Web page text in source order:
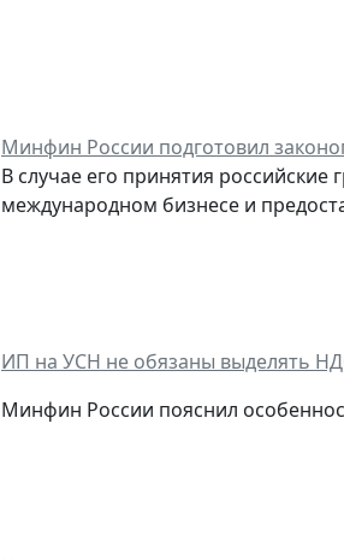
Минфин России подготовил
В случае его принятия
международном бизнесе и
ИП на УСН не обязаны выделять
Минфин России пояснил